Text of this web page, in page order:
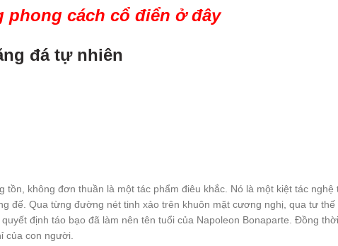
phong cách cổ điển ở đây
đá tự nhiên
không đơn thuần là một tác phẩm điêu khắc. Nó là một kiệt tác
đế. Qua từng đường nét tinh xảo trên khuôn mặt cương nghị, qua tư
định táo bạo đã làm nên tên tuổi của Napoleon Bonaparte. Đồng
của con người.